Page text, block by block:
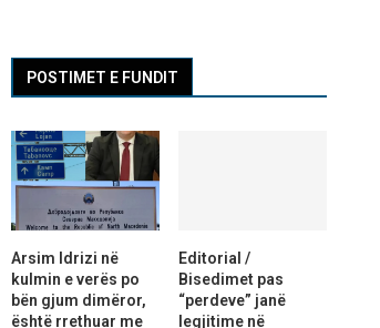
POSTIMET E FUNDIT
Arsim Idrizi në
kulmin e verës po
bën gjum dimëror,
është rrethuar me
Editorial /
Bisedimet pas
“perdeve” janë
legjitime në